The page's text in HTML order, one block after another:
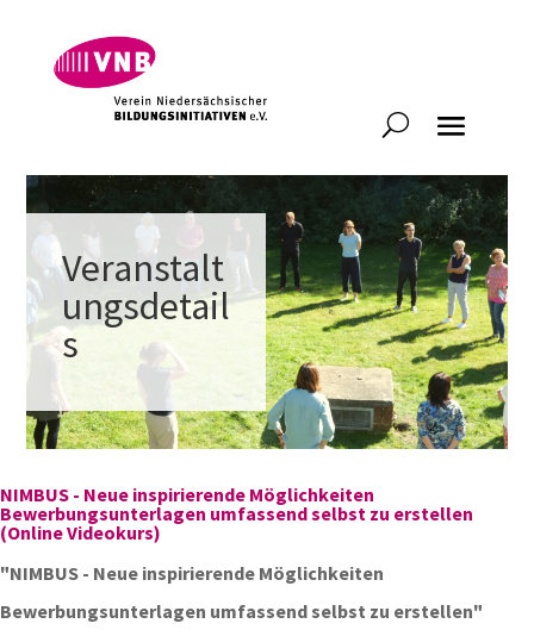
Veranstalt
ungsdetail
s
NIMBUS - Neue inspirierende Möglichkeiten
Bewerbungsunterlagen umfassend selbst zu erstellen
(Online Videokurs)
"NIMBUS - Neue inspirierende Möglichkeiten
Bewerbungsunterlagen umfassend selbst zu erstellen"